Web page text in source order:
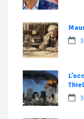
Thiel